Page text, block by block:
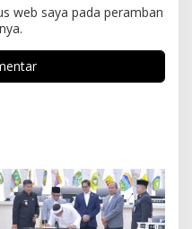
web saya pada peramban